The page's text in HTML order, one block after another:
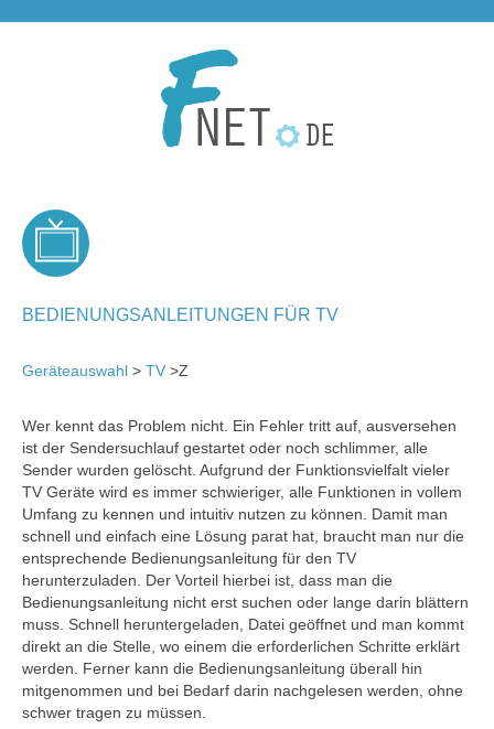
BEDIENUNGSANLEITUNGEN FÜR TV
Geräteauswahl > TV >Z
Wer kennt das Problem nicht. Ein Fehler tritt auf, ausversehen
ist der Sendersuchlauf gestartet oder noch schlimmer, alle
Sender wurden gelöscht. Aufgrund der Funktionsvielfalt vieler
TV Geräte wird es immer schwieriger, alle Funktionen in vollem
Umfang zu kennen und intuitiv nutzen zu können. Damit man
schnell und einfach eine Lösung parat hat, braucht man nur die
entsprechende Bedienungsanleitung für den TV
herunterzuladen. Der Vorteil hierbei ist, dass man die
Bedienungsanleitung nicht erst suchen oder lange darin blättern
muss. Schnell heruntergeladen, Datei geöffnet und man kommt
direkt an die Stelle, wo einem die erforderlichen Schritte erklärt
werden. Ferner kann die Bedienungsanleitung überall hin
mitgenommen und bei Bedarf darin nachgelesen werden, ohne
schwer tragen zu müssen.